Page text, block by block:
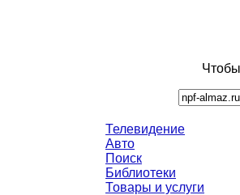
Телевидение
Авто
Поиск
Библиотеки
Товары и услуги